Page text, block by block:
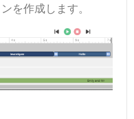
を作成します。